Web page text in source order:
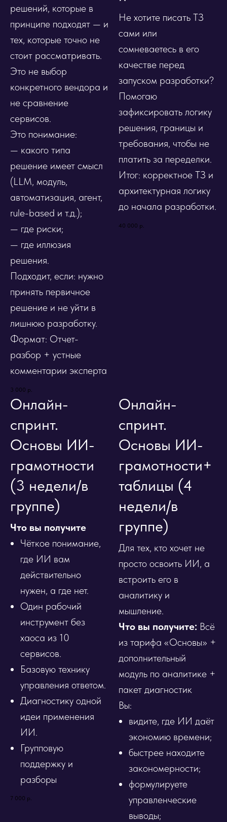
решений, которые в
принципе подходят — и
тех, которые точно не
стоит рассматривать.
Это не выбор
конкретного вендора и
не сравнение
сервисов.
Это понимание:
— какого типа
решение имеет смысл
(LLM, модуль,
автоматизация, агент,
rule-based и т.д.);
— где риски;
— где иллюзия
решения.
Подходит, если: нужно
принять первичное
решение и не уйти в
лишнюю разработку.
Формат: Отчет-
разбор + устные
комментарии эксперта
3 000 р.
Не хотите писать ТЗ
сами или
сомневаетесь в его
качестве перед
запуском разработки?
Помогаю
зафиксировать логику
решения, границы и
требования, чтобы не
платить за переделки.
Итог: корректное ТЗ и
архитектурная логику
до начала разработки.
40 000 р.
Онлайн-
спринт.
Основы ИИ-
грамотности
(3 недели/в
группе)
Что вы получите
Чёткое понимание,
где ИИ вам
действительно
нужен, а где нет.
Один рабочий
инструмент без
хаоса из 10
сервисов.
Базовую технику
управления ответом.
Диагностику одной
идеи применения
ИИ.
Групповую
поддержку и
разборы
7 000 р.
Онлайн-
спринт.
Основы ИИ-
грамотности+
таблицы (4
недели/в
группе)
Для тех, кто хочет не
просто освоить ИИ, а
встроить его в
аналитику и
мышление.
Что вы получите: Всё
из тарифа «Основы» +
дополнительный
модуль по аналитике +
пакет диагностик
Вы:
видите, где ИИ даёт
экономию времени;
быстрее находите
закономерности;
формулируете
управленческие
выводы;